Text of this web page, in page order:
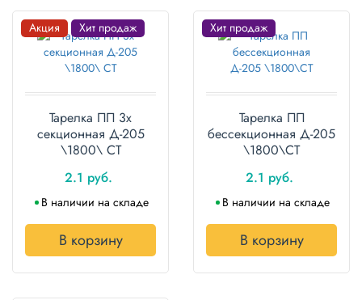
Акция Хит продаж
Тарелка ПП 3х
секционная Д-205
\1800\ СТ
2.1 руб.
В наличии на складе
В корзину
Хит продаж
Тарелка ПП
бессекционная Д-205
\1800\СТ
2.1 руб.
В наличии на складе
В корзину